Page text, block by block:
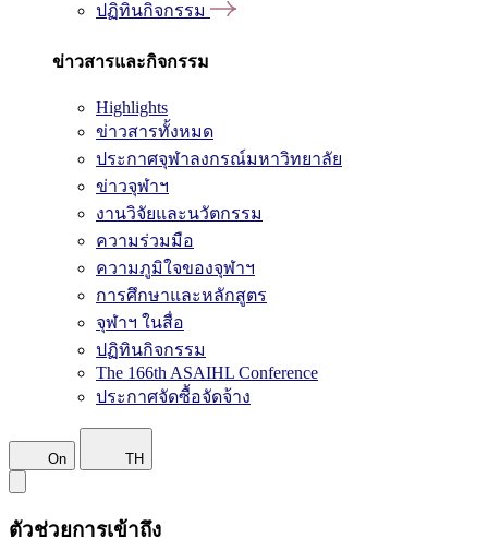
ปฏิทินกิจกรรม
ข่าวสารและกิจกรรม
Highlights
ข่าวสารทั้งหมด
ประกาศจุฬาลงกรณ์มหาวิทยาลัย
ข่าวจุฬาฯ
งานวิจัยและนวัตกรรม
ความร่วมมือ
ความภูมิใจของจุฬาฯ
การศึกษาและหลักสูตร
จุฬาฯ ในสื่อ
ปฏิทินกิจกรรม
The 166th ASAIHL Conference
ประกาศจัดซื้อจัดจ้าง
On TH
ตัวช่วยการเข้าถึง